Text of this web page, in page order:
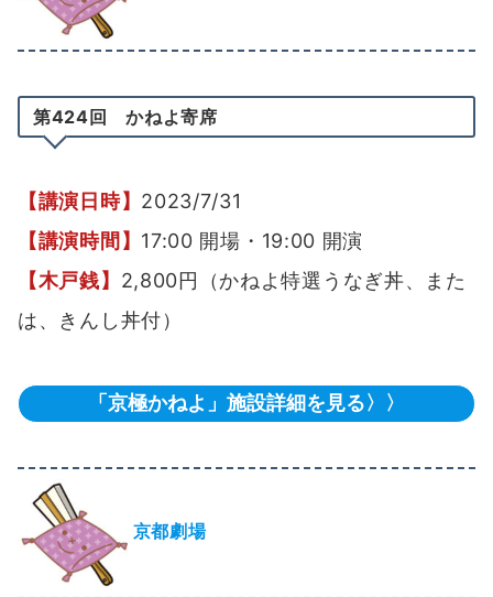
第424回 かねよ寄席
【講演日時】 2023/7/31
【講演時間】 17:00 開場・19:00 開演
【木戸銭】 2,800円（かねよ特選うなぎ丼、また
は、きんし丼付）
「京極かねよ」施設詳細を見る〉〉
京都劇場